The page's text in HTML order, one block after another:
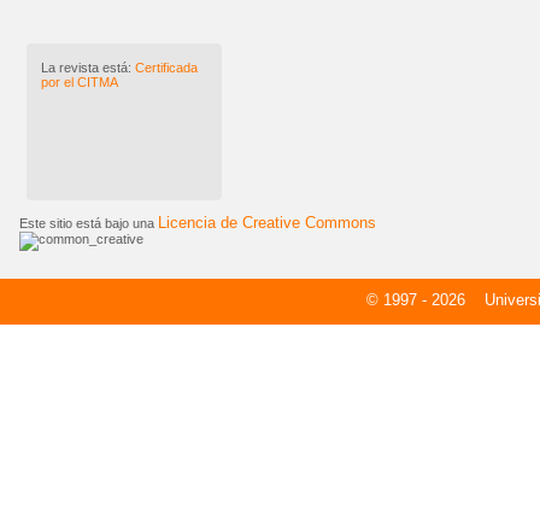
La revista está: Certificada
por el CITMA
Este sitio está bajo una Licencia de Creative Commons
© 1997 - 2026